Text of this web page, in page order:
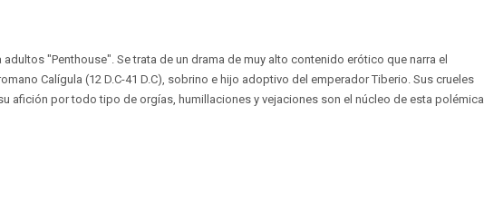
"Penthouse". Se trata de un drama de muy alto contenido erótico que narra el
Calígula (12 D.C-41 D.C), sobrino e hijo adoptivo del emperador Tiberio. Sus crueles
afición por todo tipo de orgías, humillaciones y vejaciones son el núcleo de esta polémica